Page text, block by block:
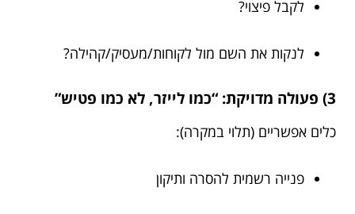
לקבל פיצוי?
לנקות את השם מול לקוחות/מעסיק/קהילה?
3) פעולה מדויקת: “כמו לייזר, לא כמו פטיש”
כלים אפשריים (תלוי במקרה):
פנייה רשמית להסרה ותיקון